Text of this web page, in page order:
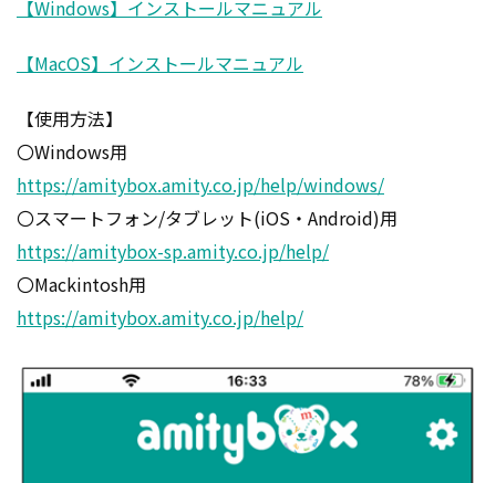
【Windows】インストールマニュアル
【MacOS】インストールマニュアル
【使用方法】
〇Windows用
https://amitybox.amity.co.jp/help/windows/
〇スマートフォン/タブレット(iOS・Android)用
https://amitybox-sp.amity.co.jp/help/
〇Mackintosh用
https://amitybox.amity.co.jp/help/